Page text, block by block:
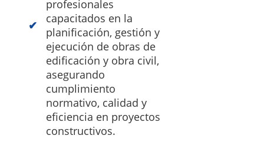
profesionales
capacitados en la
planificación, gestión y
ejecución de obras de
edificación y obra civil,
asegurando
cumplimiento
normativo, calidad y
eficiencia en proyectos
constructivos.